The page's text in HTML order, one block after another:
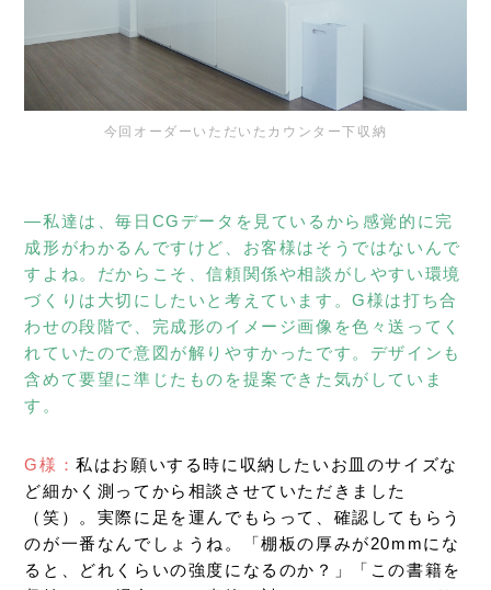
今回オーダーいただいたカウンター下収納
―私達は、毎日CGデータを見ているから感覚的に完
成形がわかるんですけど、お客様はそうではないんで
すよね。だからこそ、信頼関係や相談がしやすい環境
づくりは大切にしたいと考えています。G様は打ち合
わせの段階で、完成形のイメージ画像を色々送ってく
れていたので意図が解りやすかったです。デザインも
含めて要望に準じたものを提案できた気がしていま
す。
G様：私はお願いする時に収納したいお皿のサイズな
ど細かく測ってから相談させていただきました
（笑）。実際に足を運んでもらって、確認してもらう
のが一番なんでしょうね。「棚板の厚みが20mmにな
ると、どれくらいの強度になるのか？」「この書籍を